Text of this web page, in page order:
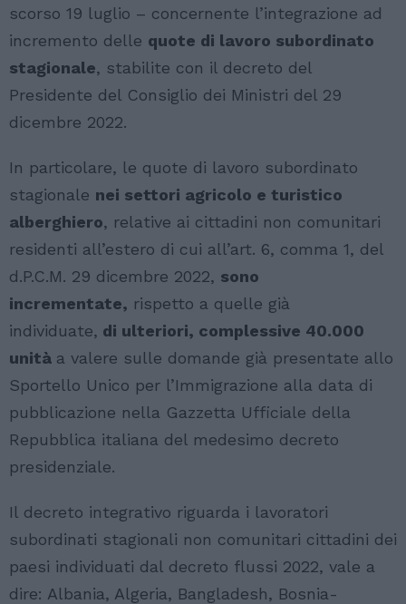
scorso 19 luglio – concernente l’integrazione ad
incremento delle quote di lavoro subordinato
stagionale, stabilite con il decreto del
Presidente del Consiglio dei Ministri del 29
dicembre 2022.
In particolare, le quote di lavoro subordinato
stagionale nei settori agricolo e turistico
alberghiero, relative ai cittadini non comunitari
residenti all’estero di cui all’art. 6, comma 1, del
d.P.C.M. 29 dicembre 2022, sono
incrementate, rispetto a quelle già
individuate, di ulteriori, complessive 40.000
unità a valere sulle domande già presentate allo
Sportello Unico per l’Immigrazione alla data di
pubblicazione nella Gazzetta Ufficiale della
Repubblica italiana del medesimo decreto
presidenziale.
Il decreto integrativo riguarda i lavoratori
subordinati stagionali non comunitari cittadini dei
paesi individuati dal decreto flussi 2022, vale a
dire: Albania, Algeria, Bangladesh, Bosnia-